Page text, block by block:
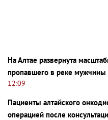
На Алтае развернута
пропавшего в реке мужчины
12:09
Пациенты алтайского
операцией после